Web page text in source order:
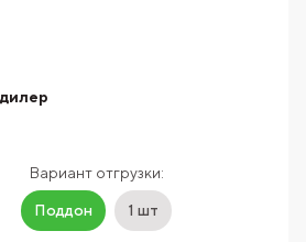
Вариант отгрузки:
Поддон 1 шт